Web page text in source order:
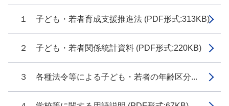
１ 子ども・若者育成支援推進法 (PDF形式:313KB)
２ 子ども・若者関係統計資料 (PDF形式:220KB)
３ 各種法令等による子ども・若者の年齢区分...